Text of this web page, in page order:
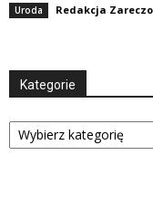
Uroda Redakcja
Kategorie
Kategorie